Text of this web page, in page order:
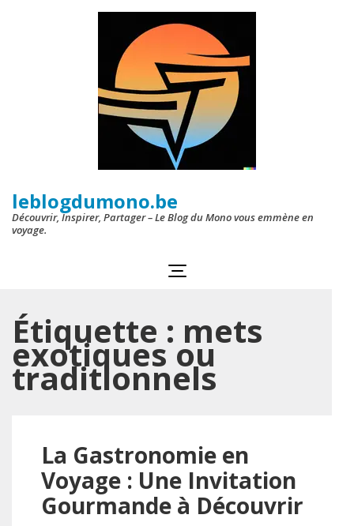
leblogdumono.be
Découvrir, Inspirer, Partager – Le Blog du Mono vous emmène en
voyage.
Étiquette : mets
exotiques ou
traditionnels
La Gastronomie en
Voyage : Une Invitation
Gourmande à Découvrir